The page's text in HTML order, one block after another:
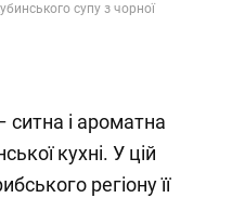
супу з чорної
ситна і ароматна
кухні. У цій
регіону її